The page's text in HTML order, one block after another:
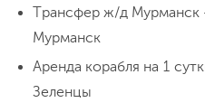
Териберку, в
от дорожной
3 часа в пути
Ночь
Трансфер ж/д Мурманск
Мурманск
Аренда корабля на 1
Зеленцы